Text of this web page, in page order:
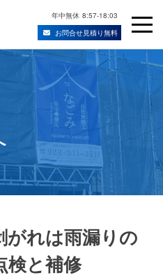
年中無休 8:57-18:03
お問合せ見積り無料
漏り修理業者
がれは雨漏りの
検と補修